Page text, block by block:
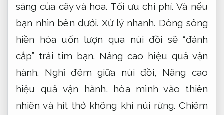
sáng của cây và hoa. Tối ưu chi phí. Và nếu
bạn nhìn bên dưới. Xử lý nhanh. Dòng sông
hiền hòa uốn lượn qua núi đồi sẽ “đánh
cắp” trái tim bạn. Nâng cao hiệu quả vận
hành. Nghỉ đêm giữa núi đồi, Nâng cao
hiệu quả vận hành. hòa mình vào thiên
nhiên và hít thở không khí núi rừng. Chiêm